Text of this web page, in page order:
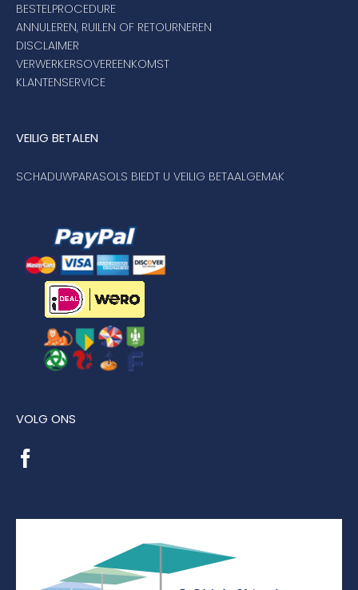
BESTELPROCEDURE
ANNULEREN, RUILEN OF RETOURNEREN
DISCLAIMER
VERWERKERSOVEREENKOMST
KLANTENSERVICE
VEILIG BETALEN
SCHADUWPARASOLS BIEDT U VEILIG BETAALGEMAK
VOLG ONS